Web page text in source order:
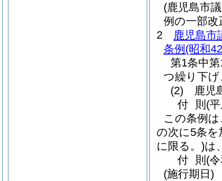
(鹿児島市
例の一部改
2
鹿児島市
条例 (昭和
第1条中
つ繰り下
(2) 鹿児
付 則 (
この条例
の次に5条を
に限る。)は
付 則 (
(施行期日)